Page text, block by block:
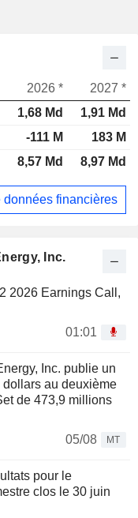
Inc.
2026 Earnings Call,
01:01
Inc. publie un
au deuxième
de 473,9 millions
05/08
MT
pour le
clos le 30 juin
2026 *
2027 *
1,68 Md
1,91 Md
-111 M
183 M
8,57 Md 8,97 Md
données financières